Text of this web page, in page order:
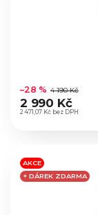
hodnocení
produktu
je
hvězdiček.
2 471,07 Kč bez DPH
–28 % 4 190 Kč
2 990 Kč
AKCE
+ DÁREK ZDARMA